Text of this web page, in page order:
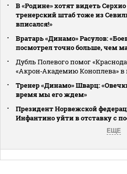
В «Родине» хотят видеть
тренерский штаб тоже из
вписался!»
Вратарь «Динамо» Расулов:
посмотрел точно больше, чем
Дубль Полевого помог
«Акрон‑Академию Коноплева»
Тренер «Динамо» Шварц:
время мы его ждем»
Президент Норвежской
Инфантино уйти в отставку с
ЕЩЕ